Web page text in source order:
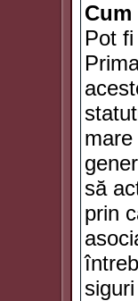
Pot
să
prin